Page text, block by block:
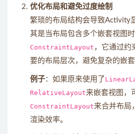
优化布局和避免过度绘制
繁琐的布局结构会导致Activity
其是当布局包含多个嵌套视图
ConstraintLayout ，它通过约
要的布局层次，避免复杂的嵌套
例子：如果原来使用了
RelativeLayout来嵌套视图，
ConstraintLayout来合并布局
渲染效率。